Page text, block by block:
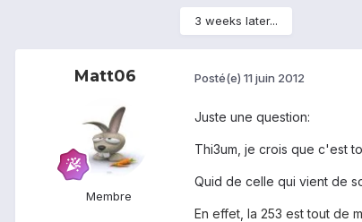
3 weeks later...
Matt06
Membre
Posté(e) 11 juin 2012
Juste une question:
Thi3um, je crois que c'est
Quid de celle qui vient de
En effet, la 253 est tout de